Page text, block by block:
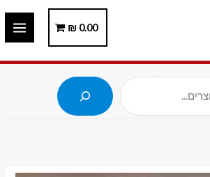
0.00
₪